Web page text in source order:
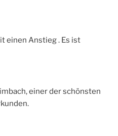
einen Anstieg . Es ist
einer der schönsten